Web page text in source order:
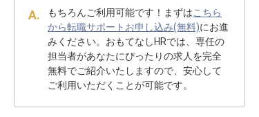
もちろんご利用可能です！まずはこちら
から転職サポートお申し込み(無料)にお進
みください。おもてなしHRでは、専任の
担当者があなたにぴったりの求人を完全
無料でご紹介いたしますので、安心して
ご利用いただくことが可能です。